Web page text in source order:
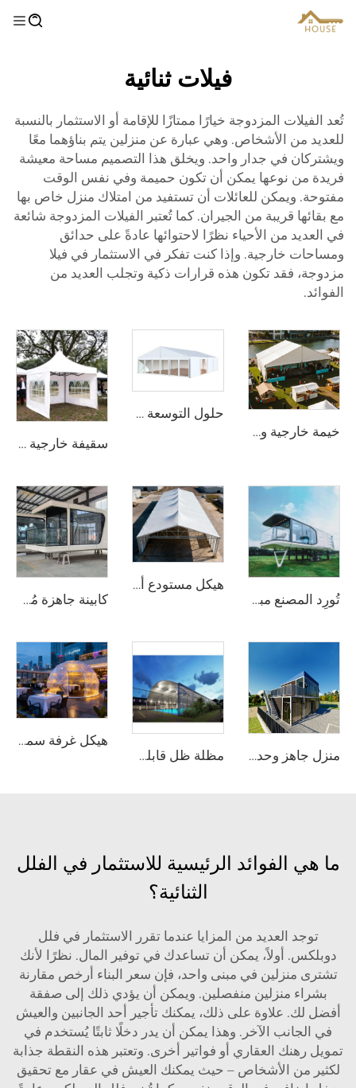
فيلات ثنائية
تُعد الفيلات المزدوجة خيارًا ممتازًا للإقامة أو الاستثمار بالنسبة
للعديد من الأشخاص. وهي عبارة عن منزلين يتم بناؤهما معًا
ويشتركان في جدار واحد. ويخلق هذا التصميم مساحة معيشة
فريدة من نوعها يمكن أن تكون حميمة وفي نفس الوقت
مفتوحة. ويمكن للعائلات أن تستفيد من امتلاك منزل خاص بها
مع بقائها قريبة من الجيران. كما تُعتبر الفيلات المزدوجة شائعة
في العديد من الأحياء نظرًا لاحتوائها عادةً على حدائق
ومساحات خارجية. وإذا كنت تفكر في الاستثمار في فيلا
مزدوجة، فقد تكون هذه قرارات ذكية وتجلب العديد من
الفوائد.
خيمة خارجية وحدوية ذات نطاق واضح | حلّ هيكل حدث دائم أو مؤقت
حلول التوسعة الوحداتية للمستودعات في المشاريع الصناعية | خيمة تخزين من PVC مقاومة للحريق لتوسيع الطاقة الإنتاجية للمصانع
سقيفة خارجية واسعة النطاق للفعاليات | هيكل معدني من الألومنيوم مقاوم للماء للاستخدام التجاري
تُورِد المصنع مباشرة بيوت خيام خارجية مقاومة للماء وبسقف صلب وفاخرة على شكل خيمة فندق
هيكل مستودع ألومنيوم متين جدًّا | خيمة تخزين صناعية ذات نطاق واضح للخدمات اللوجستية والتصنيع
كابينة جاهزة مُجهَّزة بالكامل على شكل كبسولة | كابينة غرفة فندقية عصرية قابلة للنشر السريع
منزل جاهز وحدوي في حاويات قابل للتجميع السريع | وحدة معيشية محمولة قابلة للطي للاستخدام السكني مظلة ظل قابلة للتخصيص وفق نظام وحدات لملاعب البدل | سقف متكامل من هيكل ألومنيوم مع حماية زجاجية لمرافق التنس الخارجية
هيكل غرفة سماء نجمية قابل للتركيب | كبسولة سكنية شفافة عالية التأثير مصنوعة من البولي كربونات
ما هي الفوائد الرئيسية للاستثمار في الفلل
الثنائية؟
توجد العديد من المزايا عندما تقرر الاستثمار في فلل
دوبلكس. أولاً، يمكن أن تساعدك في توفير المال. نظرًا لأنك
تشترى منزلين في مبنى واحد، فإن سعر البناء أرخص مقارنة
بشراء منزلين منفصلين. ويمكن أن يؤدي ذلك إلى صفقة
أفضل لك. علاوة على ذلك، يمكنك تأجير أحد الجانبين والعيش
في الجانب الآخر. وهذا يمكن أن يدر دخلًا ثابتًا يُستخدم في
تمويل رهنك العقاري أو فواتير أخرى. وتعتبر هذه النقطة جذابة
لكثير من الأشخاص – حيث يمكنك العيش في عقار مع تحقيق